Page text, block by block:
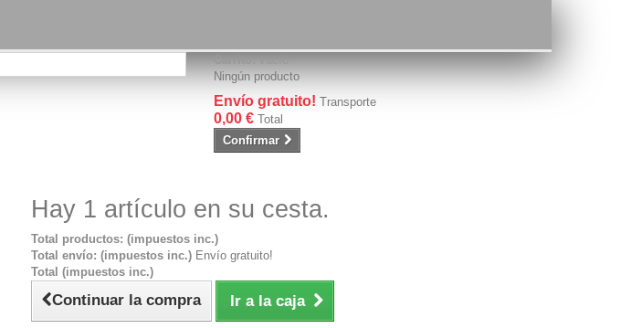
Ningún producto
Envío gratuito!Transporte
0,00 € Total
Confirmar
Hay 1 artículo en su cesta.
Total productos: (impuestos inc.)
Total envío: (impuestos inc.) Envío gratuito!
Total (impuestos inc.)
Continuar la compra Ir a la caja